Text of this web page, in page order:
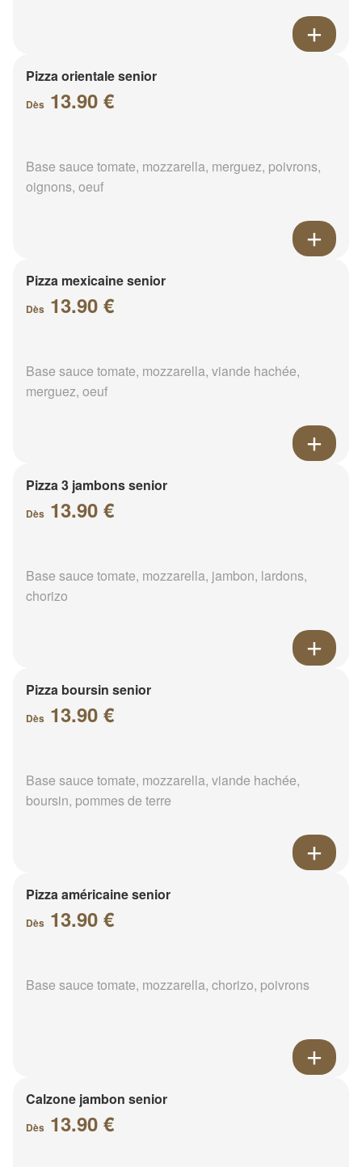
Pizza orientale senior
Dès 13.90 €
Base sauce tomate, mozzarella, merguez, poivrons,
oignons, oeuf
Pizza mexicaine senior
Dès 13.90 €
Base sauce tomate, mozzarella, viande hachée,
merguez, oeuf
Pizza 3 jambons senior
Dès 13.90 €
Base sauce tomate, mozzarella, jambon, lardons,
chorizo
Pizza boursin senior
Dès 13.90 €
Base sauce tomate, mozzarella, viande hachée,
boursin, pommes de terre
Pizza américaine senior
Dès 13.90 €
Base sauce tomate, mozzarella, chorizo, poivrons
Calzone jambon senior
Dès 13.90 €